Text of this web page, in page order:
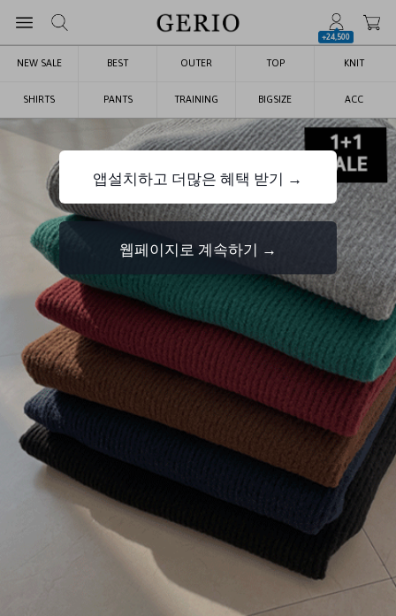
+24,500
NEW SALE BEST OUTER TOP KNIT
SHIRTS PANTS TRAINING BIGSIZE ACC
앱설치하고 더많은 혜택 받기 →
웹페이지로 계속하기 →